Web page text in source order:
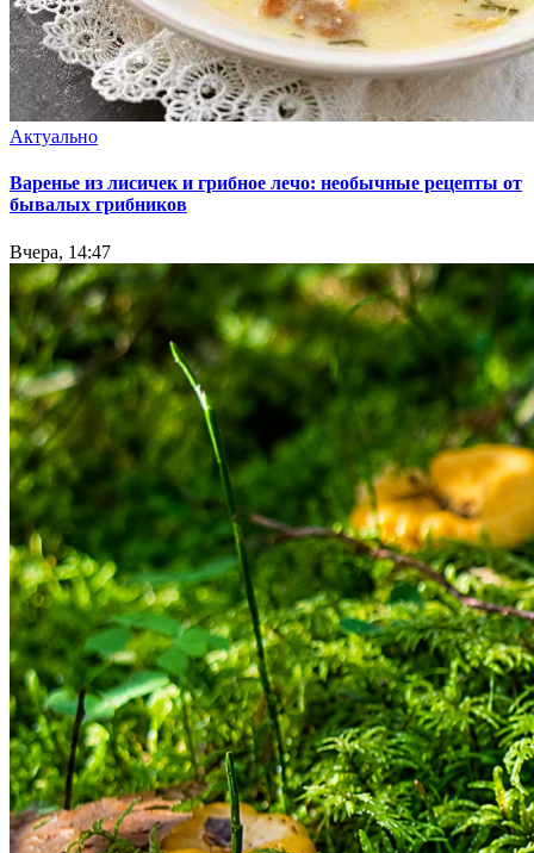
Актуально
Варенье из лисичек и грибное лечо: необычные рецепты от
бывалых грибников
Вчера, 14:47